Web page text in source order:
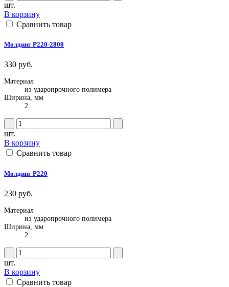
шт.
В корзину
Сравнить товар
Молдинг P220-2800
330 руб.
Материал
из ударопрочного полимера
Ширина, мм
2
шт.
В корзину
Сравнить товар
Молдинг P220
230 руб.
Материал
из ударопрочного полимера
Ширина, мм
2
шт.
В корзину
Сравнить товар